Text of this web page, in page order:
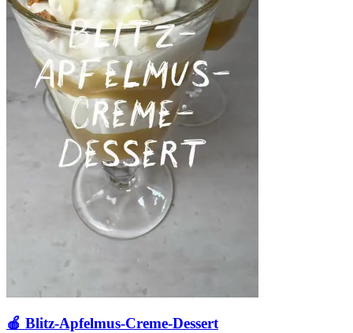
🍎 Blitz-Apfelmus-Creme-Dessert